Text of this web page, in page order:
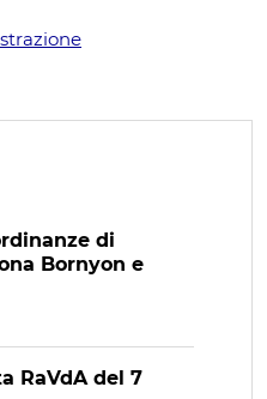
di
Bornyon e
RaVdA del 7